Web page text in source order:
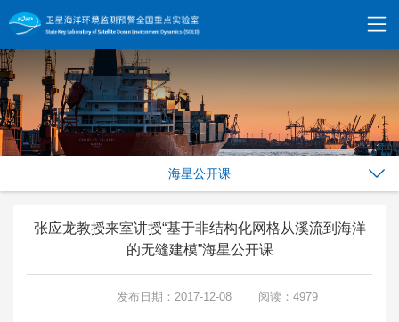
海星公开课
张应龙教授来室讲授“基于非结构化网格从溪流到海洋
的无缝建模”海星公开课
发布日期：2017-12-08 阅读：4979